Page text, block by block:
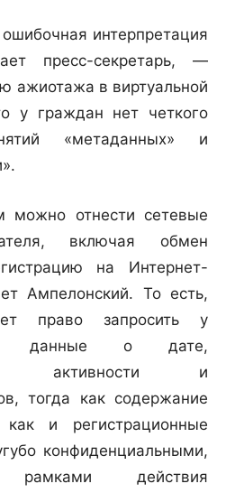
интерпретация
пресс-секретарь, —
ажиотажа в виртуальной
у граждан нет четкого
«метаданных» и
отнести сетевые
включая обмен
на Интернет-
Ампелонский. То есть,
право запросить у
данные о дате,
активности и
тогда как содержание
и регистрационные
конфиденциальными,
действия